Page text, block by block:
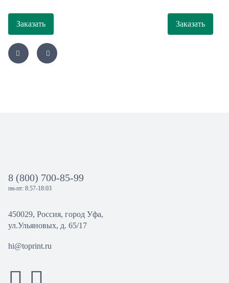
Заказать Заказать
8 (800) 700-85-99
пн-пт: 8:57-18:03
450029, Россия, город Уфа,
ул.Ульяновых, д. 65/17
hi@toprint.ru